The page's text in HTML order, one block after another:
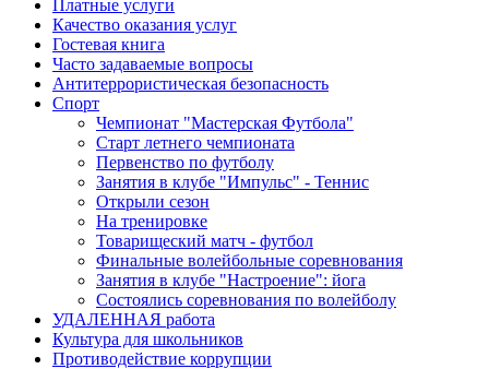
Платные услуги
Качество оказания услуг
Гостевая книга
Часто задаваемые вопросы
Антитеррористическая безопасность
Спорт
Чемпионат "Мастерская Футбола"
Старт летнего чемпионата
Первенство по футболу
Занятия в клубе "Импульс" - Теннис
Открыли сезон
На тренировке
Товарищеский матч - футбол
Финальные волейбольные соревнования
Занятия в клубе "Настроение": йога
Состоялись соревнования по волейболу
УДАЛЕННАЯ работа
Культура для школьников
Противодействие коррупции